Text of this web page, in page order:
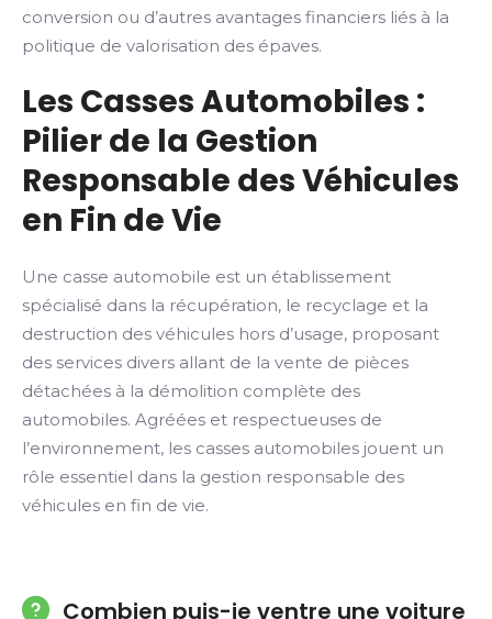
conversion ou d’autres avantages financiers liés à la
politique de valorisation des épaves.
Les Casses Automobiles :
Pilier de la Gestion
Responsable des Véhicules
en Fin de Vie
Une casse automobile est un établissement
spécialisé dans la récupération, le recyclage et la
destruction des véhicules hors d’usage, proposant
des services divers allant de la vente de pièces
détachées à la démolition complète des
automobiles. Agréées et respectueuses de
l’environnement, les casses automobiles jouent un
rôle essentiel dans la gestion responsable des
véhicules en fin de vie.
Combien puis-je ventre une voiture